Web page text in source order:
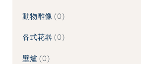
動物雕像 0
各式花器 0
壁爐 0